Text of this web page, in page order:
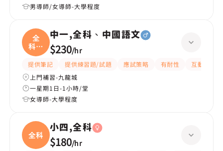
男導師/女導師-大學程度
全
科、
中國
中一,全科、中國語文
$230/hr
提供筆記 提供練習題/試題 應試策略 有耐性
互動教學
上門補習-九龍城
一星期1日-1小時/堂
女導師-大學程度
全科
小四,全科
$180/hr